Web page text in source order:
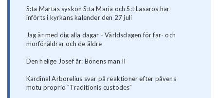
S:ta Martas syskon S:ta Maria och S:t Lasaros har
införts i kyrkans kalender den 27 juli
Jag är med dig alla dagar - Världsdagen för far- och
morföräldrar och de äldre
Den helige Josef år: Bönens man II
Kardinal Arborelius svar på reaktioner efter påvens
motu proprio "Traditionis custodes"